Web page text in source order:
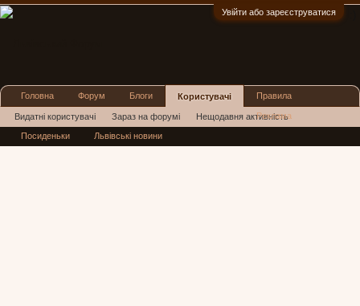
Увійти або зареєструватися
Головна Форум Блоги Користувачі
Видатні користувачі Зараз на форумі Нещодавня активність
Нові повідомлення профілю
Правила
Реклама
Посиденьки Львівські новини